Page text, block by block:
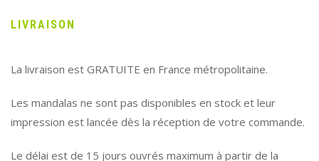
LIVRAISON
La livraison est GRATUITE en France métropolitaine.
Les mandalas ne sont pas disponibles en stock et leur
impression est lancée dès la réception de votre commande.
Le délai est de 15 jours ouvrés maximum à partir de la